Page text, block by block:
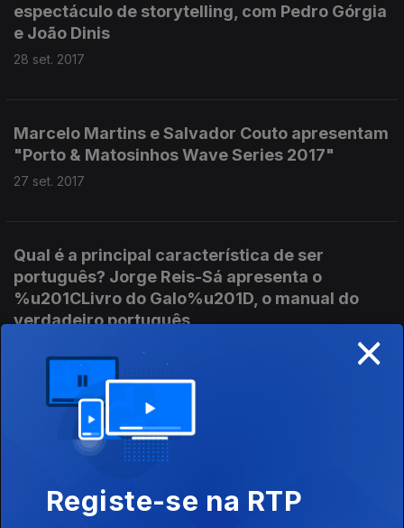
espectáculo de storytelling, com Pedro Górgia
e João Dinis
28 set. 2017
Marcelo Martins e Salvador Couto apresentam
"Porto & Matosinhos Wave Series 2017"
27 set. 2017
Qual é a principal característica de ser
português? Jorge Reis-Sá apresenta o
%u201CLivro do Galo%u201D, o manual do
verdadeiro português
Vacinar ou não vacinar. Mário Cordeiro,
pediatra, Presidente da Associação para a
Promoção da Segurança Infantil e autor do
livro "A Verdade e a Mentira das Vacinas
25 set. 2017
×
Registe-se na RTP